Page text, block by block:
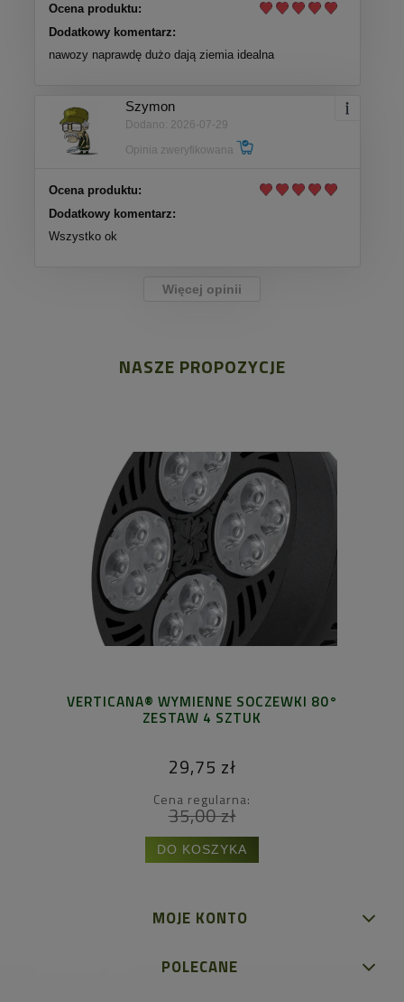
Ocena produktu:
Dodatkowy komentarz:
nawozy naprawdę dużo dają ziemia idealna
Szymon
Dodano: 2026-07-29
Opinia zweryfikowana
Ocena produktu:
Dodatkowy komentarz:
Wszystko ok
Więcej opinii
NASZE PROPOZYCJE
VERTICANA® WYMIENNE SOCZEWKI 80°
ZESTAW 4 SZTUK
29,75 zł
Cena regularna:
35,00 zł
DO KOSZYKA
MOJE KONTO
POLECANE